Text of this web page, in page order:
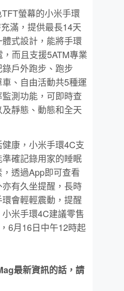
螢幕的小米手環
滿，提供最長14天
式設計，能將手環
而且支援5ATM專業
戶外跑步、跑步
、自由活動共5種運
測功能，可即時查
靜態、動態和全天
康，小米手環4C支
確記錄用家的睡眠
透過App即可查看
有久坐提醒，長時
會輕輕震動，提醒
米手環4C建議零售
6月16日中午12時起
最新資訊的話，請